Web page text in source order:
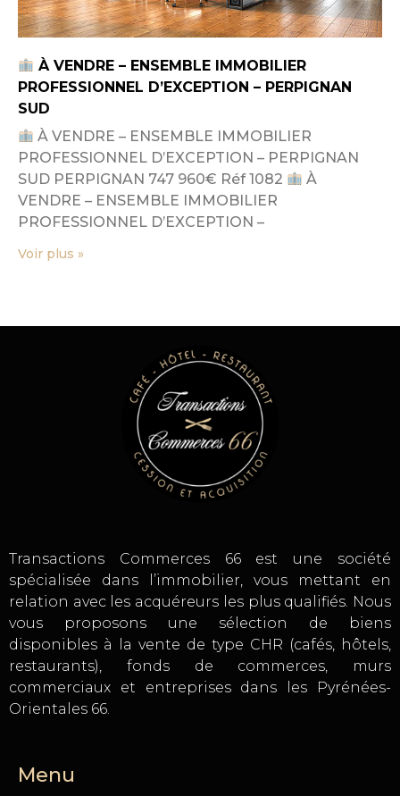
À VENDRE – ENSEMBLE IMMOBILIER
PROFESSIONNEL D’EXCEPTION – PERPIGNAN
SUD
À VENDRE – ENSEMBLE IMMOBILIER
PROFESSIONNEL D’EXCEPTION – PERPIGNAN
SUD PERPIGNAN 747 960€ Réf 1082
À
VENDRE – ENSEMBLE IMMOBILIER
PROFESSIONNEL D’EXCEPTION –
Voir plus »
Transactions Commerces 66 est une société
spécialisée dans l’immobilier, vous mettant en
relation avec les acquéreurs les plus qualifiés. Nous
vous proposons une sélection de biens
disponibles à la vente de type CHR (cafés, hôtels,
restaurants), fonds de commerces, murs
commerciaux et entreprises dans les Pyrénées-
Orientales 66.
Menu